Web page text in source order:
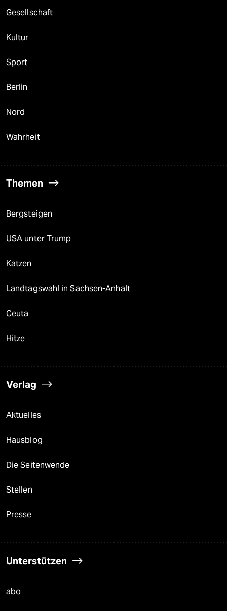
Gesellschaft
Kultur
Sport
Berlin
Nord
Wahrheit
Themen
Bergsteigen
USA unter Trump
Katzen
Landtagswahl in Sachsen-Anhalt
Ceuta
Hitze
Verlag
Aktuelles
Hausblog
Die Seitenwende
Stellen
Presse
Unterstützen
abo